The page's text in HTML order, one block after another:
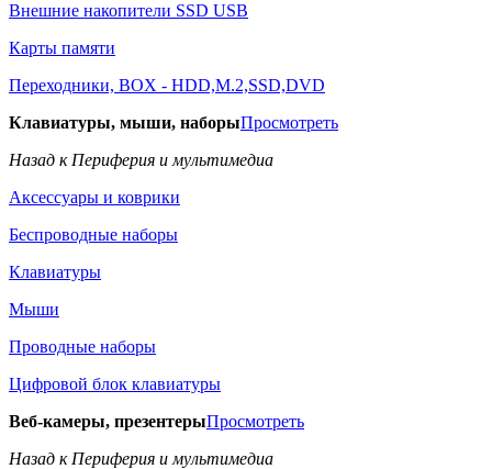
Внешние накопители SSD USB
Карты памяти
Переходники, BOX - HDD,M.2,SSD,DVD
Клавиатуры, мыши, наборыПросмотреть
Назад к Периферия и мультимедиа
Аксессуары и коврики
Беспроводные наборы
Клавиатуры
Мыши
Проводные наборы
Цифровой блок клавиатуры
Веб-камеры, презентерыПросмотреть
Назад к Периферия и мультимедиа